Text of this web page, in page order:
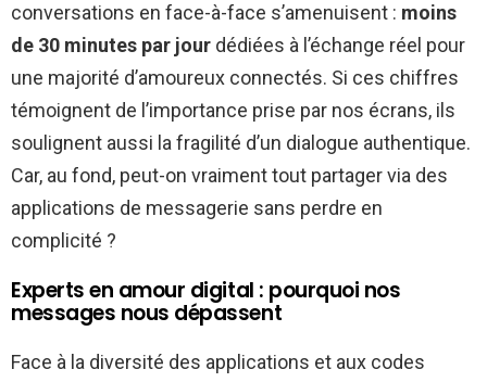
conversations en face-à-face s’amenuisent : moins
de 30 minutes par jour dédiées à l’échange réel pour
une majorité d’amoureux connectés. Si ces chiffres
témoignent de l’importance prise par nos écrans, ils
soulignent aussi la fragilité d’un dialogue authentique.
Car, au fond, peut-on vraiment tout partager via des
applications de messagerie sans perdre en
complicité ?
Experts en amour digital : pourquoi nos
messages nous dépassent
Face à la diversité des applications et aux codes